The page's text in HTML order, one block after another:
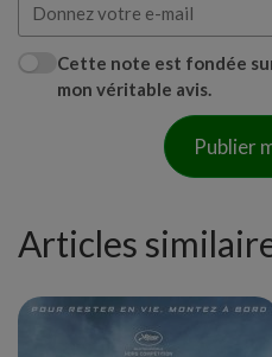
Cette note est fondée
mon véritable avis.
Publier
Articles